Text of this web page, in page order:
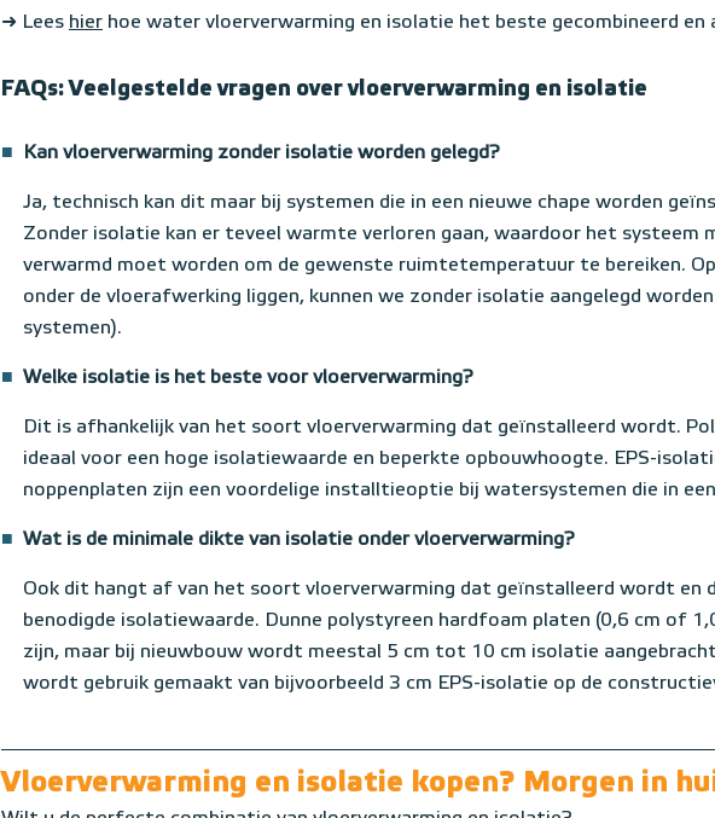
➜ Lees hier hoe water vloerverwarming en isolatie het beste gecombineerd en
FAQs: Veelgestelde vragen over vloerverwarming en isolatie
■ Kan vloerverwarming zonder isolatie worden gelegd?
Ja, technisch kan dit maar bij systemen die in een nieuwe chape worden
Zonder isolatie kan er teveel warmte verloren gaan, waardoor het
verwarmd moet worden om de gewenste ruimtetemperatuur te bereiken.
onder de vloerafwerking liggen, kunnen we zonder isolatie aangelegd
systemen).
■ Welke isolatie is het beste voor vloerverwarming?
Dit is afhankelijk van het soort vloerverwarming dat geïnstalleerd wordt.
ideaal voor een hoge isolatiewaarde en beperkte opbouwhoogte. EPS-
noppenplaten zijn een voordelige installtieoptie bij watersystemen die in
■ Wat is de minimale dikte van isolatie onder vloerverwarming?
Ook dit hangt af van het soort vloerverwarming dat geïnstalleerd wordt en
benodigde isolatiewaarde. Dunne polystyreen hardfoam platen (0,6 cm of
zijn, maar bij nieuwbouw wordt meestal 5 cm tot 10 cm isolatie
wordt gebruik gemaakt van bijvoorbeeld 3 cm EPS-isolatie op de
Vloerverwarming en isolatie kopen? Morgen in